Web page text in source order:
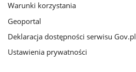
Warunki korzystania
Geoportal
Deklaracja dostępności serwisu Gov.pl
Ustawienia prywatności